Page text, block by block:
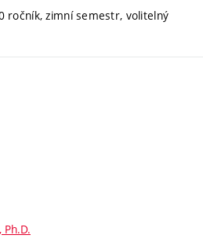
ročník, zimní semestr, volitelný